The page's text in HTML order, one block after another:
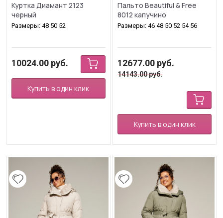
Куртка Диамант 2123
черный
Размеры: 48 50 52
10024.00 руб.
Купить в один клик
Пальто Beautiful & Free
8012 капучино
Размеры: 46 48 50 52 54 56
12677.00 руб.
14143.00руб.
Купить в один клик